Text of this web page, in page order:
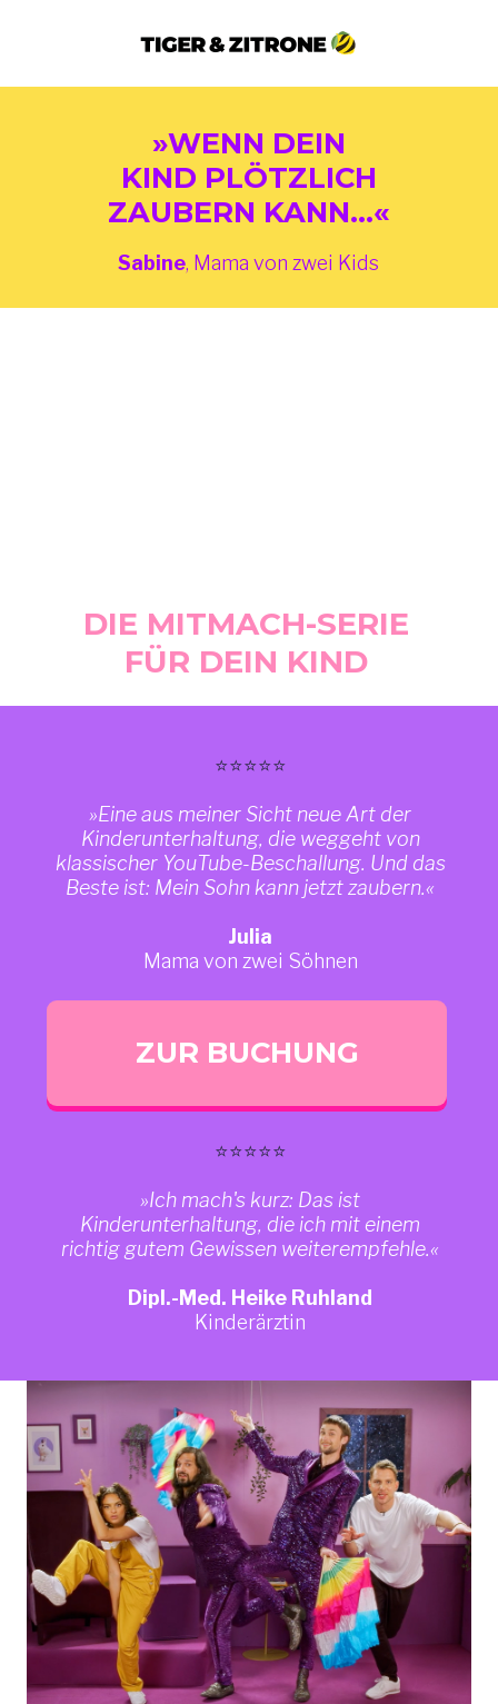
»WENN DEIN
KIND PLÖTZLICH
ZAUBERN KANN...«
Sabine, Mama von zwei Kids
DIE MITMACH-SERIE
FÜR DEIN KIND
⭐⭐⭐⭐⭐
»Eine aus meiner Sicht neue Art der
Kinderunterhaltung, die weggeht von
klassischer YouTube-Beschallung. Und das
Beste ist: Mein Sohn kann jetzt zaubern.«
Julia
Mama von zwei Söhnen
ZUR BUCHUNG
⭐⭐⭐⭐⭐
»Ich mach's kurz: Das ist
Kinderunterhaltung, die ich mit einem
richtig gutem Gewissen weiterempfehle.«
Dipl.-Med. Heike Ruhland
Kinderärztin